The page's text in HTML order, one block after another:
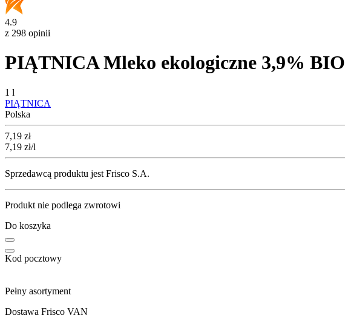
4.9
z 298 opinii
PIĄTNICA Mleko ekologiczne 3,9% BIO
1 l
PIĄTNICA
Polska
Cena
7,19 zł
7,19 zł/l
Sprzedawcą produktu jest Frisco S.A.
Produkt nie podlega zwrotowi
Do koszyka
Kod pocztowy
Pełny asortyment
Dostawa Frisco VAN